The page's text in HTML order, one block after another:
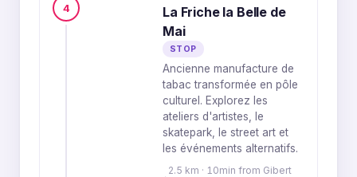
4
La Friche la Belle de
Mai
STOP
Ancienne manufacture de
tabac transformée en pôle
culturel. Explorez les
ateliers d'artistes, le
skatepark, le street art et
les événements alternatifs.
2.5 km · 10min from Gibert